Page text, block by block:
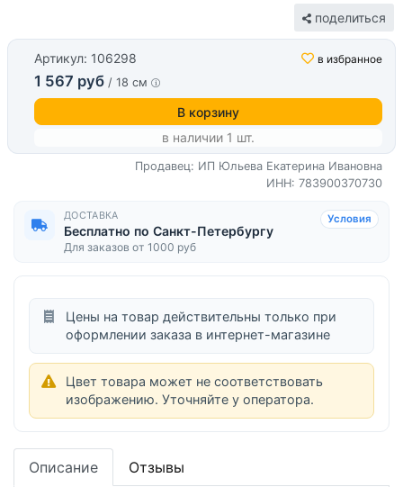
поделиться
Артикул: 106298 в избранное
1 567 руб / 18 см
В корзину
в наличии 1 шт.
Продавец: ИП Юльева Екатерина Ивановна
ИНН: 783900370730
ДОСТАВКА
Бесплатно по Санкт-Петербургу
Для заказов от 1000 руб
Условия
Цены на товар действительны только при
оформлении заказа в интернет-магазине
Цвет товара может не соответствовать
изображению. Уточняйте у оператора.
Описание Отзывы